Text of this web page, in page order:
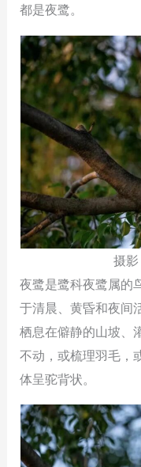
都是夜鹭。
摄影
夜鹭是鹭科夜鹭属的
于清晨、黄昏和夜间
栖息在僻静的山坡、
不动，或梳理羽毛，
体呈驼背状。